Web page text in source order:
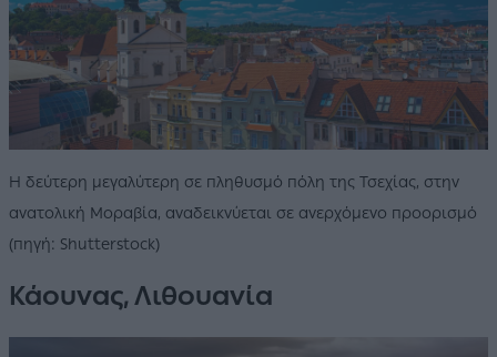
Η δεύτερη μεγαλύτερη σε πληθυσμό πόλη της Τσεχίας, στην
ανατολική Μοραβία, αναδεικνύεται σε ανερχόμενο προορισμό
(πηγή: Shutterstock)
Κάουνας, Λιθουανία